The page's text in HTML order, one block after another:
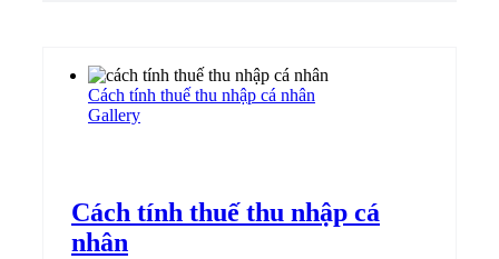
Cách tính thuế thu nhập cá nhân
Gallery
Cách tính thuế thu nhập cá
nhân